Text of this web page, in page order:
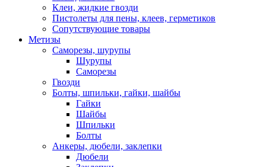
Клеи, жидкие гвозди
Пистолеты для пены, клеев, герметиков
Сопутствующие товары
Метизы
Саморезы, шурупы
Шурупы
Саморезы
Гвозди
Болты, шпильки, гайки, шайбы
Гайки
Шайбы
Шпильки
Болты
Анкеры, дюбели, заклепки
Дюбели